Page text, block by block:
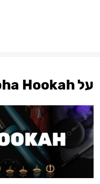
על Alpha Hookah